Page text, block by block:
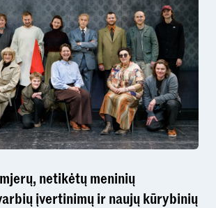
netikėtų meninių
įvertinimų ir naujų kūrybinių